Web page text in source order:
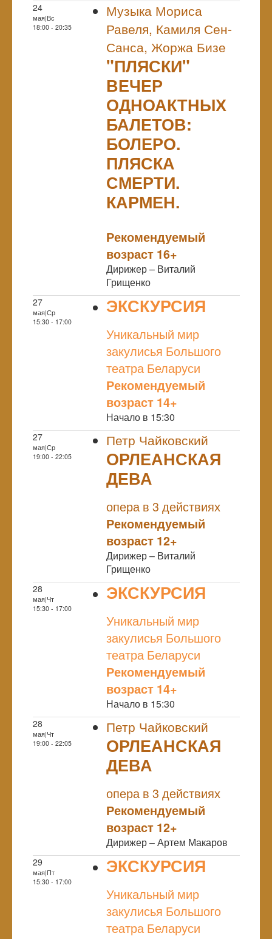
24
мая|Вс
18:00 - 20:35
Музыка Мориса
Равеля, Камиля Сен-
Санса, Жоржа Бизе
"ПЛЯСКИ"
ВЕЧЕР
ОДНОАКТНЫХ
БАЛЕТОВ:
БОЛЕРО.
ПЛЯСКА
СМЕРТИ.
КАРМЕН.
Рекомендуемый
возраст 16+
Дирижер – Виталий
Грищенко
27
мая|Ср
15:30 - 17:00
ЭКСКУРСИЯ
Уникальный мир
закулисья Большого
театра Беларуси
Рекомендуемый
возраст 14+
Начало в 15:30
27
мая|Ср
19:00 - 22:05
Петр Чайковский
ОРЛЕАНСКАЯ
ДЕВА
опера в 3 действиях
Рекомендуемый
возраст 12+
Дирижер – Виталий
Грищенко
28
мая|Чт
15:30 - 17:00
ЭКСКУРСИЯ
Уникальный мир
закулисья Большого
театра Беларуси
Рекомендуемый
возраст 14+
Начало в 15:30
28
мая|Чт
19:00 - 22:05
Петр Чайковский
ОРЛЕАНСКАЯ
ДЕВА
опера в 3 действиях
Рекомендуемый
возраст 12+
Дирижер – Артем Макаров
29
мая|Пт
15:30 - 17:00
ЭКСКУРСИЯ
Уникальный мир
закулисья Большого
театра Беларуси